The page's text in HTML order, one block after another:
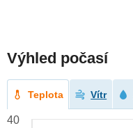
Výhled počasí
Teplota Vítr
40